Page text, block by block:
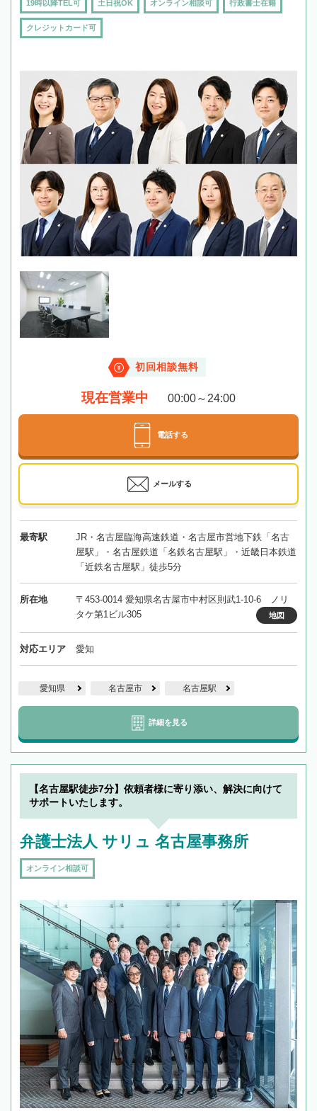
19時以降TEL可 土日祝OK オンライン相談可 行政書士在籍
クレジットカード可
初回相談無料
現在営業中 00:00～24:00
電話する
メールする
最寄駅
JR・名古屋臨海高速鉄道・名古屋市営地下鉄「名古
屋駅」・名古屋鉄道「名鉄名古屋駅」・近畿日本鉄道
「近鉄名古屋駅」徒歩5分
所在地
〒453-0014 愛知県名古屋市中村区則武1-10-6 ノリ
タケ第1ビル305
地図
対応エリア 愛知
愛知県 名古屋市 名古屋駅
詳細を見る
【名古屋駅徒歩7分】依頼者様に寄り添い、解決に向けて
サポートいたします。
弁護士法人 サリュ 名古屋事務所
オンライン相談可